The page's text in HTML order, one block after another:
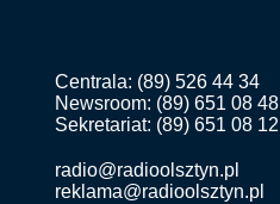
Centrala: (89) 526 44 34
Newsroom: (89) 651 08 48
Sekretariat: (89) 651 08 12
radio@radioolsztyn.pl
reklama@radioolsztyn.pl